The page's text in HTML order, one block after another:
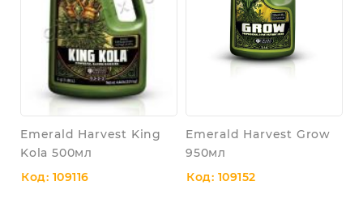
Emerald Harvest King
Kola 500мл
Код: 109116
Emerald Harvest Grow
950мл
Код: 109152